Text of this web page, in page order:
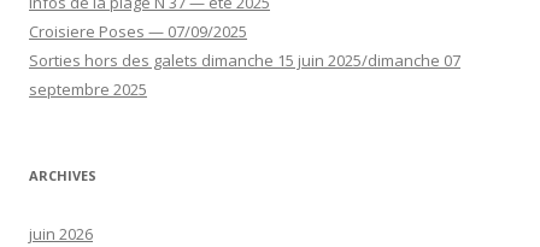
Croisiere Poses — 07/09/2025
Sorties hors des galets dimanche 15 juin 2025/dimanche 07
septembre 2025
ARCHIVES
juin 2026